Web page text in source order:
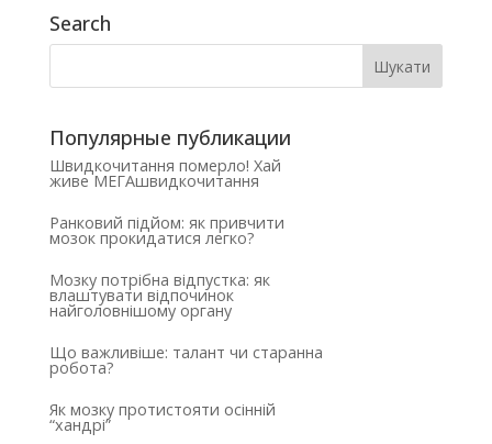
Search
Популярные публикации
Швидкочитання померло! Хай
живе МЕГАшвидкочитання
Ранковий підйом: як привчити
мозок прокидатися легко?
Мозку потрібна відпустка: як
влаштувати відпочинок
найголовнішому органу
Що важливіше: талант чи старанна
робота?
Як мозку протистояти осінній
“хандрі”